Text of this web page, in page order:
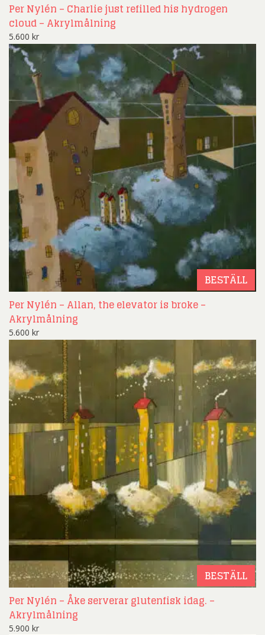
Per Nylén – Charlie just refilled his hydrogen
cloud – Akrylmålning
5.600 kr
BESTÄLL
Per Nylén – Allan, the elevator is broke –
Akrylmålning
5.600 kr
BESTÄLL
Per Nylén – Åke serverar glutenfisk idag. –
Akrylmålning
5.900 kr